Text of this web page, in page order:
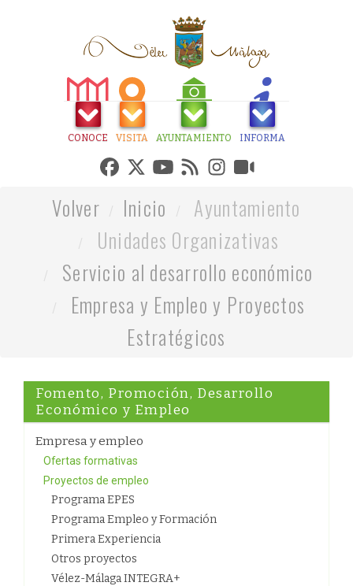
CONOCE VISITA AYUNTAMIENTO INFORMA
Volver Inicio
Ayuntamiento
Unidades Organizativas
Servicio al desarrollo económico
Empresa y Empleo y Proyectos
Estratégicos
Fomento, Promoción, Desarrollo
Económico y Empleo
Empresa y empleo
Ofertas formativas
Proyectos de empleo
Programa EPES
Programa Empleo y Formación
Primera Experiencia
Otros proyectos
Vélez-Málaga INTEGRA+